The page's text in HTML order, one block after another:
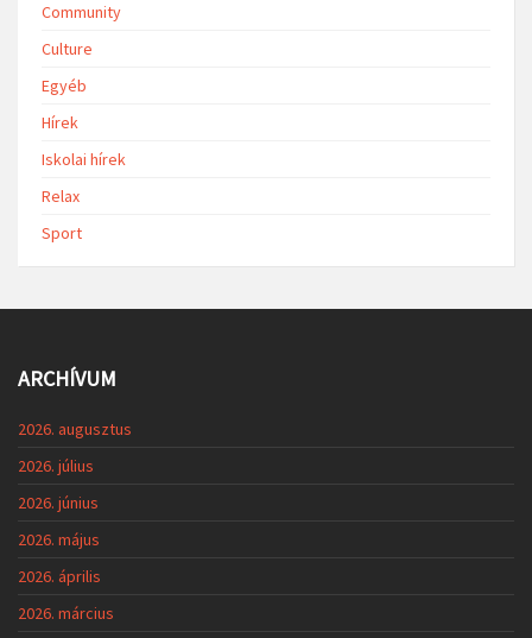
Community
Culture
Egyéb
Hírek
Iskolai hírek
Relax
Sport
ARCHÍVUM
2026. augusztus
2026. július
2026. június
2026. május
2026. április
2026. március